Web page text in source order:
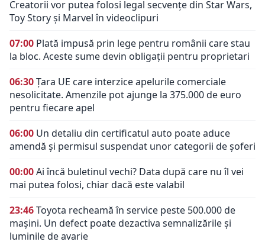
Creatorii vor putea folosi legal secvențe din Star Wars,
Toy Story și Marvel în videoclipuri
07:00 Plată impusă prin lege pentru românii care stau
la bloc. Aceste sume devin obligații pentru proprietari
06:30Țara UE care interzice apelurile comerciale
nesolicitate. Amenzile pot ajunge la 375.000 de euro
pentru fiecare apel
06:00 Un detaliu din certificatul auto poate aduce
amendă și permisul suspendat unor categorii de șoferi
00:00Ai încă buletinul vechi? Data după care nu îl vei
mai putea folosi, chiar dacă este valabil
23:46Toyota recheamă în service peste 500.000 de
mașini. Un defect poate dezactiva semnalizările și
luminile de avarie